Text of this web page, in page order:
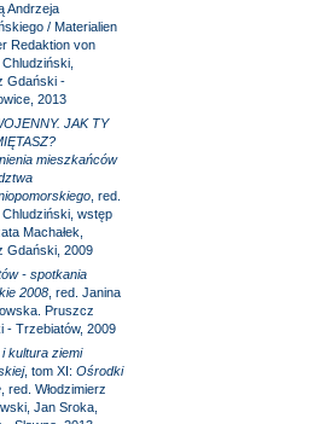
Andrzeja
/ Materialien
Redaktion von
Gdański -
2013
JAK TY
mieszkańców
, red.
wstęp
Machałek,
Gdański, 2009
- spotkania
2008, red. Janina
Pruszcz
- Trzebiatów, 2009
kultura ziemi
, tom XI: Ośrodki
, red. Włodzimierz
Jan Sroka,